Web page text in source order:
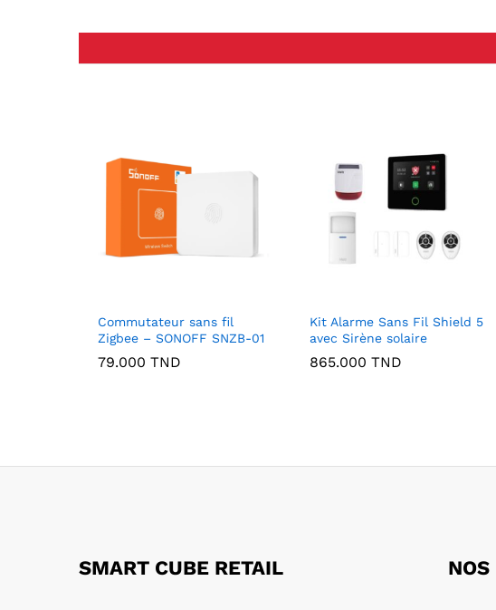
Commutateur sans fil
Zigbee – SONOFF SNZB-01
79.000 TND
Kit Alarme Sans Fil Shield 5
avec Sirène solaire
865.000 TND
SMART CUBE RETAIL NOS